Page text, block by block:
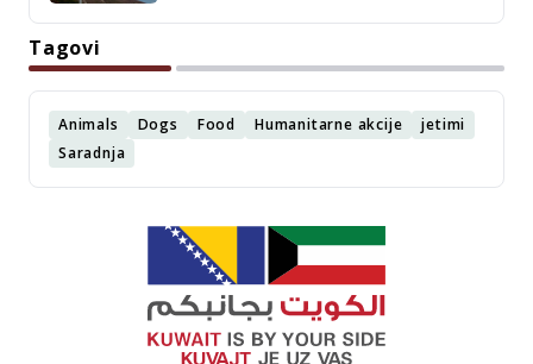
Tagovi
Animals Dogs Food Humanitarne akcije
jetimi
Saradnja